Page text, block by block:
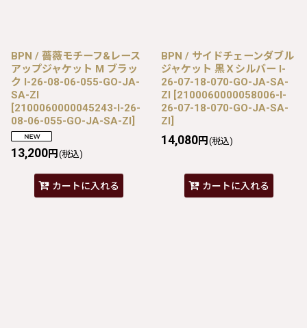
BPN / 薔薇モチーフ&レース
アップジャケット M ブラッ
ク I-26-08-06-055-GO-JA-
SA-ZI
[2100060000045243-I-26-
08-06-055-GO-JA-SA-ZI]
13,200円 (税込)
カートに入れる
BPN / サイドチェーンダブル
ジャケット 黒Ｘシルバー I-
26-07-18-070-GO-JA-SA-
ZI [2100060000058006-I-
26-07-18-070-GO-JA-SA-
ZI]
14,080円 (税込)
カートに入れる